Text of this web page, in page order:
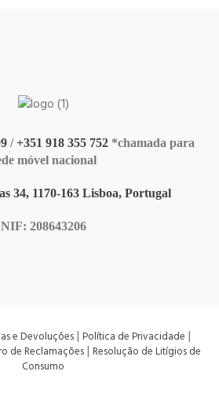
/+351 918 355 752 *chamada para
móvel nacional
34, 1170-163 Lisboa, Portugal
NIF: 208643206
e Devoluções| Política de Privacidade |
de Reclamações| Resolução de Litígios de
Consumo